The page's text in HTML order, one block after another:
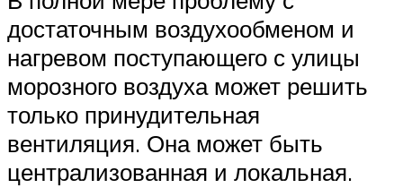
достаточным воздухообменом и
нагревом поступающего с улицы
морозного воздуха может решить
только принудительная
вентиляция. Она может быть
централизованная и локальная.